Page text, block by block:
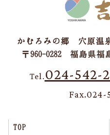
かむろみの郷 穴原
〒960-0282 福島県福
Tel. 024-542-
TOP